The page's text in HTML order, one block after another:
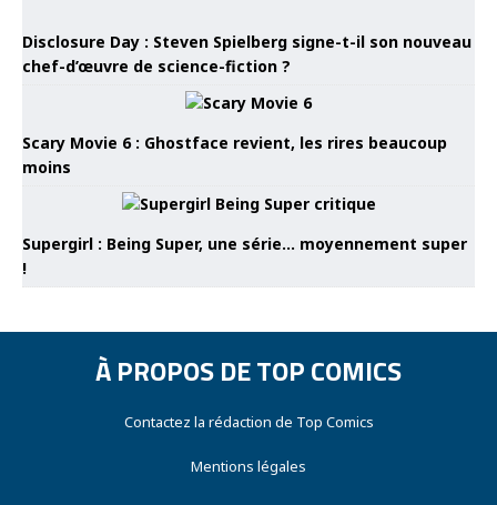
Disclosure Day : Steven Spielberg signe-t-il son nouveau
chef-d’œuvre de science-fiction ?
Scary Movie 6 : Ghostface revient, les rires beaucoup
moins
Supergirl : Being Super, une série… moyennement super
!
À PROPOS DE TOP COMICS
Contactez la rédaction de Top Comics
Mentions légales